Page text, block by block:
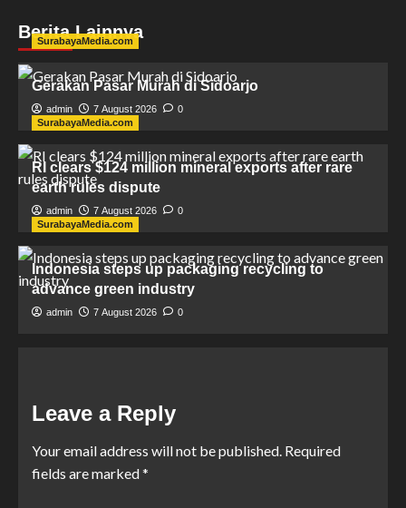
Berita Lainnya
SurabayaMedia.com
Gerakan Pasar Murah di Sidoarjo
admin 7 August 2026
0
SurabayaMedia.com
RI clears $124 million mineral exports after rare
earth rules dispute
admin 7 August 2026
0
SurabayaMedia.com
Indonesia steps up packaging recycling to
advance green industry
admin 7 August 2026 0
Leave a Reply
Your email address will not be published. Required
fields are marked*